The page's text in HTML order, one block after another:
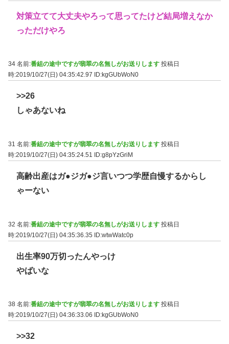
対策立てて大丈夫やろって思ってたけど結局増えなか
っただけやろ
34 名前:番組の途中ですが翡翠の名無しがお送りします 投稿日
時:2019/10/27(日) 04:35:42.97
ID:kgGUbWoN0
>>26
しゃあないね
31 名前:番組の途中ですが翡翠の名無しがお送りします 投稿日
時:2019/10/27(日) 04:35:24.51
ID:g8pYzGriM
高齢出産はガ●ジガ●ジ言いつつ学歴自慢するからし
ゃーない
32 名前:番組の途中ですが翡翠の名無しがお送りします 投稿日
時:2019/10/27(日) 04:35:36.35 ID:wtwWatc0p
出生率90万切ったんやっけ
やばいな
38 名前:番組の途中ですが翡翠の名無しがお送りします 投稿日
時:2019/10/27(日) 04:36:33.06
ID:kgGUbWoN0
>>32